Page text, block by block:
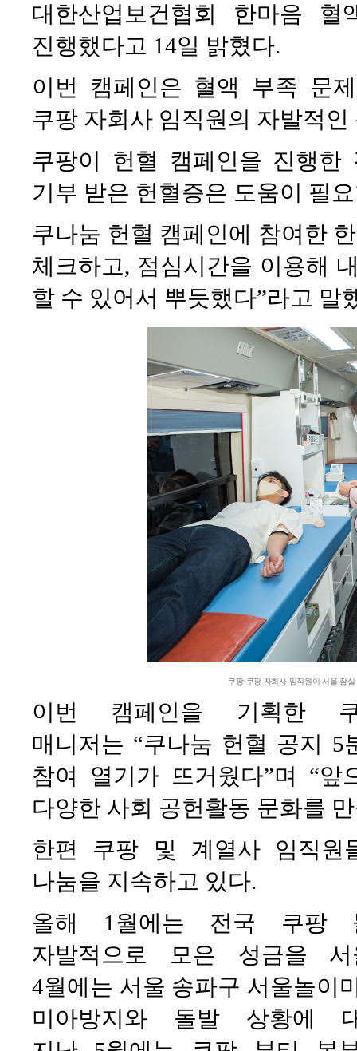
대한산업보건협회 한마음
진행했다고 14일 밝혔다.
이번 캠페인은 혈액 부족 문
쿠팡 자회사 임직원의 자발적
쿠팡이 헌혈 캠페인을 진행한
기부 받은 헌혈증은 도움이 필
쿠나눔 헌혈 캠페인에 참여한
체크하고, 점심시간을 이용해
할 수 있어서 뿌듯했다”라고 말
쿠팡∙쿠팡 자회사 임직원이 서울 잠
이번 캠페인을 기획한 쿠
매니저는 “쿠나눔 헌혈 공지
참여 열기가 뜨거웠다”며 “
다양한 사회 공헌활동 문화를
한편 쿠팡 및 계열사 임직원
나눔을 지속하고 있다.
올해 1월에는 전국 쿠팡
자발적으로 모은 성금을 서
4월에는 서울 송파구 서울놀이
미아방지와 돌발 상황에